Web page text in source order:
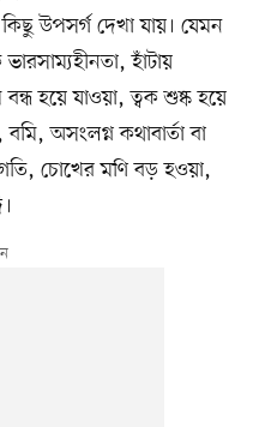
উপসর্গ দেখা যায়। যেমন
হাঁটায়
হয়ে যাওয়া, ত্বক শুষ্ক হয়ে
অসংলগ্ন কথাবার্তা বা
চোখের মণি বড় হওয়া,